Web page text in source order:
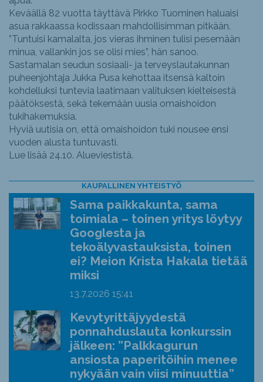
Keväällä 82 vuotta täyttävä Pirkko Tuominen haluaisi
asua rakkaassa kodissaan mahdollisimman pitkään.
”Tuntuisi kamalalta, jos vieras ihminen tulisi pesemään
minua, vallankin jos se olisi mies”, hän sanoo.
Sastamalan seudun sosiaali- ja terveyslautakunnan
puheenjohtaja Jukka Pusa kehottaa itsensä kaltoin
kohdelluksi tuntevia laatimaan valituksen kielteisestä
päätöksestä, sekä tekemään uusia omaishoidon
tukihakemuksia.
Hyviä uutisia on, että omaishoidon tuki nousee ensi
vuoden alusta tuntuvasti.
Lue lisää 24.10. Alueviestistä.
KAUPALLINEN YHTEISTYÖ
Sama paikkakunta, sama
toimiala – toinen yritys löytyy
Googlesta ja
tekoälyvastauksista, toinen
ei? Meion Krista Hakala tietää
miksi
13.7.2026 15:41
Kevytyrittäjyydestä
ponnahduslauta konkurssin
jälkeen: ”Palkkagurun
ansiosta paperitöihin menee
nykyään vain viisi minuuttia”